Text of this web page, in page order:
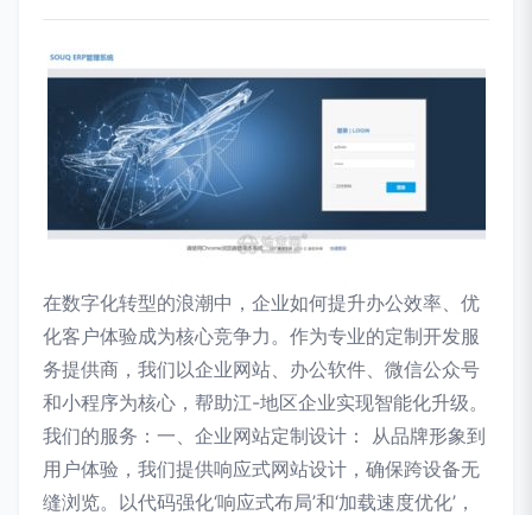
在数字化转型的浪潮中，企业如何提升办公效率、优
化客户体验成为核心竞争力。作为专业的定制开发服
务提供商，我们以企业网站、办公软件、微信公众号
和小程序为核心，帮助江-地区企业实现智能化升级。
我们的服务：一、企业网站定制设计： 从品牌形象到
用户体验，我们提供响应式网站设计，确保跨设备无
缝浏览。以代码强化‘响应式布局’和‘加载速度优化’，